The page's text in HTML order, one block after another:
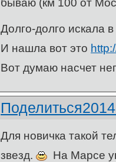
Долго-долго искала
И нашла вот это
Вот думаю насчет
Поделиться
Для новичка такой
звезд.
На Марсе